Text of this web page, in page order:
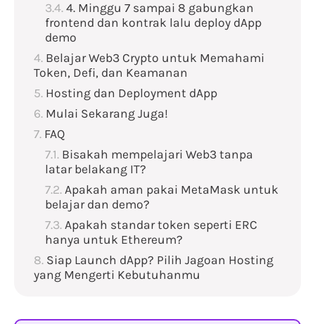
4. Minggu 7 sampai 8 gabungkan
frontend dan kontrak lalu deploy dApp
demo
Belajar Web3 Crypto untuk Memahami
Token, Defi, dan Keamanan
Hosting dan Deployment dApp
Mulai Sekarang Juga!
FAQ
Bisakah mempelajari Web3 tanpa
latar belakang IT?
Apakah aman pakai MetaMask untuk
belajar dan demo?
Apakah standar token seperti ERC
hanya untuk Ethereum?
Siap Launch dApp? Pilih Jagoan Hosting
yang Mengerti Kebutuhanmu